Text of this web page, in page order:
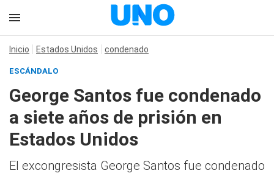
Inicio Estados Unidos condenado
ESCÁNDALO
George Santos fue condenado
a siete años de prisión en
Estados Unidos
El excongresista George Santos fue condenado